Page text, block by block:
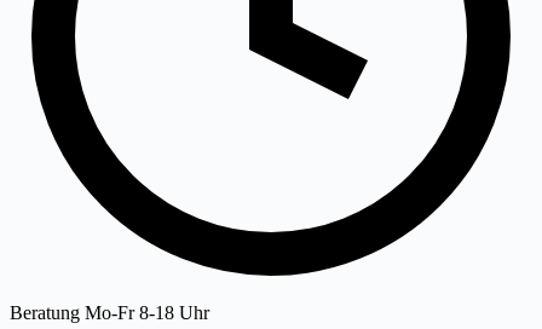
Beratung Mo-Fr 8-18 Uhr